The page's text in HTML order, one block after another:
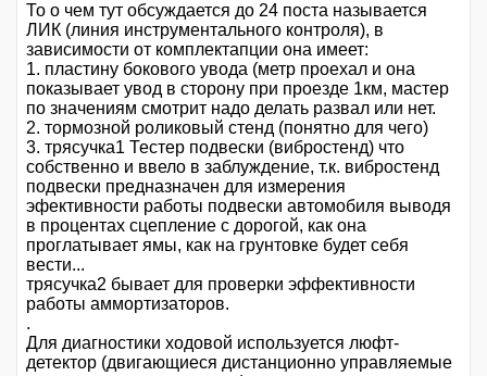
То о чем тут обсуждается до 24 поста называется
ЛИК (линия инструментального контроля), в
зависимости от комплектапции она имеет:
1. пластину бокового увода (метр проехал и она
показывает увод в сторону при проезде 1км, мастер
по значениям смотрит надо делать развал или нет.
2. тормозной роликовый стенд (понятно для чего)
3. трясучка1 Тестер подвески (вибростенд) что
собственно и ввело в заблуждение, т.к. вибростенд
подвески предназначен для измерения
эфективности работы подвески автомобиля выводя
в процентах сцепление с дорогой, как она
проглатывает ямы, как на грунтовке будет себя
вести...
трясучка2 бывает для проверки эффективности
работы аммортизаторов.
.
Для диагностики ходовой используется люфт-
детектор (двигающиеся дистанционно управляемые